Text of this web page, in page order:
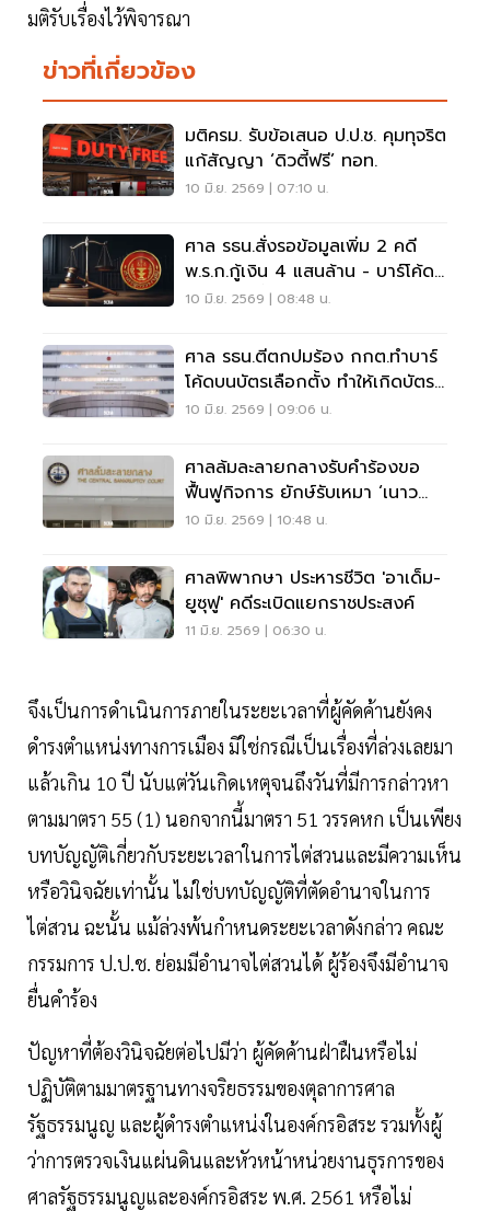
มติรับเรื่องไว้พิจารณา
ข่าวที่เกี่ยวข้อง
มติครม. รับข้อเสนอ ป.ป.ช. คุมทุจริต
แก้สัญญา ‘ดิวตี้ฟรี’ ทอท.
10 มิ.ย. 2569 | 07:10 น.
ศาล รธน.สั่งรอข้อมูลเพิ่ม 2 คดี
พ.ร.ก.กู้เงิน 4 แสนล้าน - บาร์โค้ด
บัตรเลือกตั้ง
10 มิ.ย. 2569 | 08:48 น.
ศาล รธน.ตีตกปมร้อง กกต.ทำบาร์
โค้ดบนบัตรเลือกตั้ง ทำให้เกิดบัตร
เสีย
10 มิ.ย. 2569 | 09:06 น.
ศาลล้มละลายกลางรับคําร้องขอ
ฟื้นฟูกิจการ ยักษ์รับเหมา ‘เนาว
รัตน์พัฒนาการ’
10 มิ.ย. 2569 | 10:48 น.
ศาลพิพากษา ประหารชีวิต 'อาเด็ม-
ยูซุฟู' คดีระเบิดแยกราชประสงค์
11 มิ.ย. 2569 | 06:30 น.
จึงเป็นการดำเนินการภายในระยะเวลาที่ผู้คัดค้านยังคง
ดำรงตำแหน่งทางการเมือง มิใช่กรณีเป็นเรื่องที่ล่วงเลยมา
แล้วเกิน 10 ปี นับแต่วันเกิดเหตุจนถึงวันที่มีการกล่าวหา
ตามมาตรา 55 (1) นอกจากนี้มาตรา 51 วรรคหก เป็นเพียง
บทบัญญัติเกี่ยวกับระยะเวลาในการไต่สวนและมีความเห็น
หรือวินิจฉัยเท่านั้น ไม่ใช่บทบัญญัติที่ตัดอำนาจในการ
ไต่สวน ฉะนั้น แม้ล่วงพ้นกำหนดระยะเวลาดังกล่าว คณะ
กรรมการ ป.ป.ช. ย่อมมีอำนาจไต่สวนได้ ผู้ร้องจึงมีอำนาจ
ยื่นคำร้อง
ปัญหาที่ต้องวินิจฉัยต่อไปมีว่า ผู้คัดค้านฝ่าฝืนหรือไม่
ปฏิบัติตามมาตรฐานทางจริยธรรมของตุลาการศาล
รัฐธรรมนูญ และผู้ดำรงตำแหน่งในองค์กรอิสระ รวมทั้งผู้
ว่าการตรวจเงินแผ่นดินและหัวหน้าหน่วยงานธุรการของ
ศาลรัฐธรรมนูญและองค์กรอิสระ พ.ศ. 2561 หรือไม่